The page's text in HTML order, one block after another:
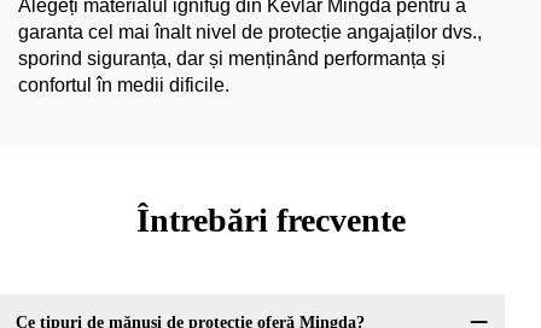
Alegeți materialul ignifug din Kevlar Mingda pentru a
garanta cel mai înalt nivel de protecție angajaților dvs.,
sporind siguranța, dar și menținând performanța și
confortul în medii dificile.
Întrebări frecvente
Ce tipuri de mănuși de protecție oferă Mingda?